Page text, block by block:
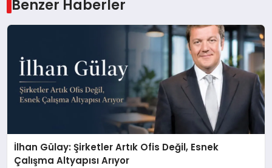
Benzer Haberler
İlhan Gülay: Şirketler Artık Ofis Değil, Esnek
Çalışma Altyapısı Arıyor